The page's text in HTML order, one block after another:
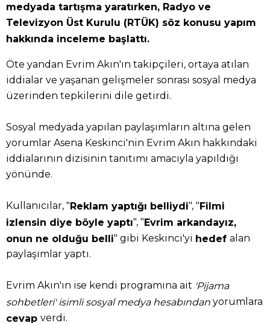
medyada tartışma yaratırken, Radyo ve
Televizyon Üst Kurulu (RTÜK) söz konusu yapım
hakkında inceleme başlattı.
Öte yandan Evrim Akın'ın takipçileri, ortaya atılan
iddialar ve yaşanan gelişmeler sonrası sosyal medya
üzerinden tepkilerini dile getirdi.
Sosyal medyada yapılan paylaşımların altına gelen
yorumlar Asena Keskinci'nin Evrim Akın hakkındaki
iddialarının dizisinin tanıtımı amacıyla yapıldığı
yönünde.
Kullanıcılar, "Reklam yaptığı belliydi", "Filmi
izlensin diye böyle yaptı", "Evrim arkandayız,
onun ne olduğu belli" gibi Keskinci'yi hedef alan
paylaşımlar yaptı.
Evrim Akın'ın ise kendi programına ait 'Pijama
sohbetleri' isimli sosyal medya hesabından yorumlara
cevap verdi.